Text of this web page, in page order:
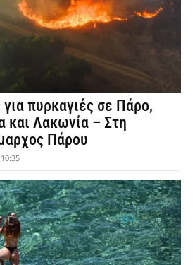
πυρκαγιές σε Πάρο,
και Λακωνία – Στη
Πάρου